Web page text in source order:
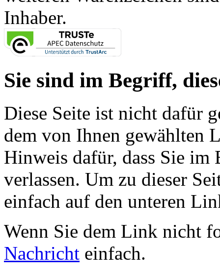
Inhaber.
Sie sind im Begriff,
Diese Seite ist nicht dafür
dem von Ihnen gewählten
Hinweis dafür, dass Sie im
verlassen. Um zu dieser
einfach auf den unteren
Wenn Sie dem Link nicht
Nachricht einfach.